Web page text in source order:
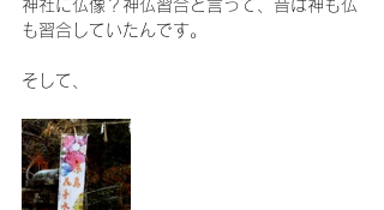
神社に仏像？神仏習合と言って、昔は神も仏
も習合していたんです。
そして、